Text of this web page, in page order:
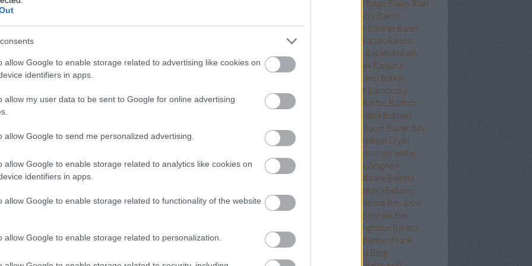
allow Google to enable storage related to advertising like cookies on
identifiers in apps.
allow my user data to be sent to Google for online advertising
allow Google to send me personalized advertising.
allow Google to enable storage related to analytics like cookies on
identifiers in apps.
allow Google to enable storage related to functionality of the website
allow Google to enable storage related to personalization.
izé - feltűnt egy szobor. Elsőre azt hitték, egy
belőle. Reagál bizonyos dolgokra. Miközben hősnőnk
Alvó óriások…
TOVÁBB
Szólj hozzá!
BackmanBaehr Baggot Bagó Bailey Bain
Bakóczy Bakos
Balatoni krimik
Baldini Baldree Balen
Bálint ErikaBallard Balzac Banda
Bán Mór Baráth Katalin
Baráth Viktória
Barátnak tartalak Barbara
Bárkányi Barker
BarlogBarnard Barnhill Barnóczky
Baron
Barreau Bartos Bartsch
Batka Batman
történetekBauer Baum Baxter Bay
Bayard
Bazterrica Beard Bear Grylls
Beatrice Hyde-Clare kisasszony esetei
Beatriz Williams
BeauSeigneur
Beecher Stowe
Belfoure Belinda
Bellairs Bellamy
Creek
Belle Bellinger-nővérek Bellone Belvárosi
Benedek Elek
Bengtsson Benina
Benioff
Benkő
Benton Frank
Berest Berg